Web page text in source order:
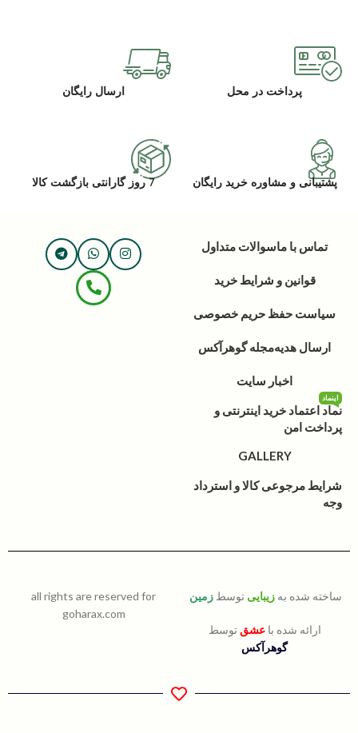
پرداخت در محل ارسال رایگان
پشتیبانی و مشاوره خرید رایگان 7 روز گارانتی بازگشت کالا
تماس با ماسوالات متداول
قوانین و شرایط خرید
سیاست حفظ حریم خصوصی
ارسال هدیهمجله گوهرآکس
اخبار سایت
نماد اعتماد خرید اینترنتی و
پرداخت امن
اینماد
GALLERY
شرایط مرجوعی کالا و استرداد
وجه
ساخته شده به زیبایی توسط زمین
ارائه شده باعشق توسط
گوهرآکس
all rights are reserved for
goharax.com